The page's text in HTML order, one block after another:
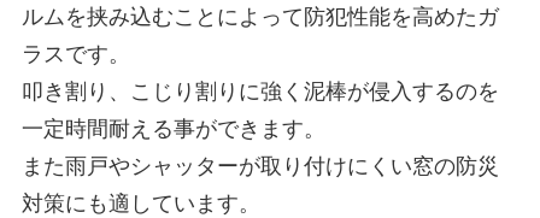
ルムを挟み込むことによって防犯性能を高めたガ
ラスです。
叩き割り、こじり割りに強く泥棒が侵入するのを
一定時間耐える事ができます。
また雨戸やシャッターが取り付けにくい窓の防災
対策にも適しています。